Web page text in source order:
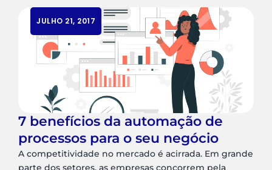
JULHO 21, 2017
7 benefícios da automação de
processos para o seu negócio
A competitividade no mercado é acirrada. Em grande